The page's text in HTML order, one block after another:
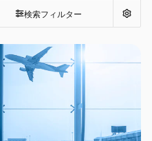
検索フィルター